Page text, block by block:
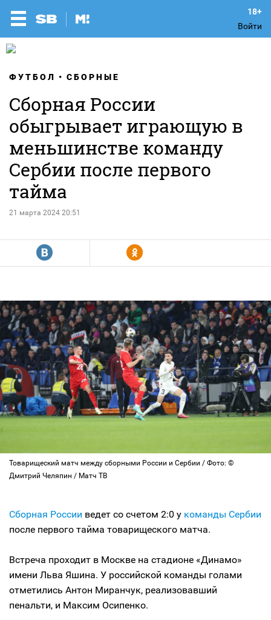
Войти
ФУТБОЛ СБОРНЫЕ
Сборная России
обыгрывает играющую в
меньшинстве команду
Сербии после первого
тайма
21 марта 2024 20:51
R Y
Товарищеский матч между сборными России и Сербии / Фото: ©
Дмитрий Челяпин / Матч ТВ
Сборная России ведет со счетом 2:0 у команды Сербии
после первого тайма товарищеского матча.
Встреча проходит в Москве на стадионе «Динамо»
имени Льва Яшина. У российской команды голами
отметились Антон Миранчук, реализовавший
пенальти, и Максим Осипенко.